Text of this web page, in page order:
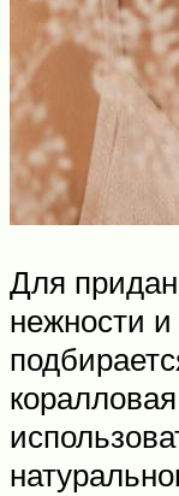
Для
нежности